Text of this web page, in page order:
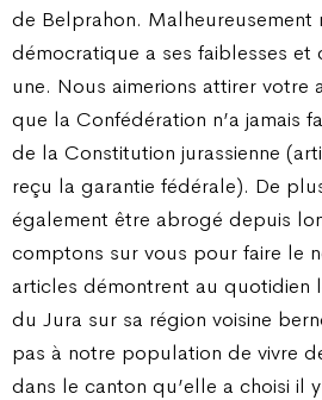
de Belprahon. Malheureusement
démocratique a ses faiblesses et
une. Nous aimerions attirer votre
que la Confédération n’a jamais
de la Constitution jurassienne
reçu la garantie fédérale). De
également être abrogé depuis
comptons sur vous pour faire le
articles démontrent au quotidien
du Jura sur sa région voisine
pas à notre population de vivre
dans le canton qu’elle a choisi il